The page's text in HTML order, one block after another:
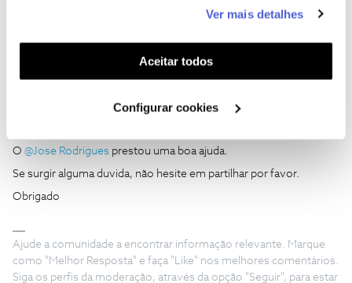
funcionalidades (cookies de personalização e
funcionalidade) e adaptar anúncios aos seus interesses
(cookies de publicidade personalizada). Pode gerir a
utilização dos cookies clicando em "Configurar
Ver mais detalhes
Aceitar todos
Configurar cookies
O @Jose Rodrigues prestou uma boa ajuda.
Se surgir alguma duvida, não hesite em partilhar por favor.
Obrigado
Ajude a comunidade a encontrar informação relevante. Marque
como "Melhor Resposta" e faça "Like" nos melhores comentários.
Siga os perfis da moderação, através da opção "Seguir", para estar